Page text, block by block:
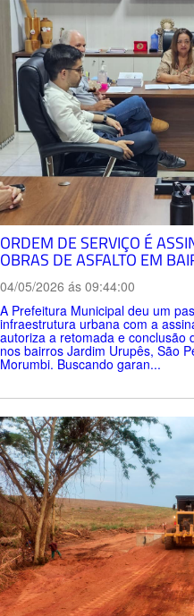
ORDEM DE SERVIÇO É
OBRAS DE ASFALTO EM
04/05/2026 ás 09:44:00
A Prefeitura Municipal deu um
infraestrutura urbana com a
autoriza a retomada e conclusão
nos bairros Jardim Urupês, São
Morumbi. Buscando garan...